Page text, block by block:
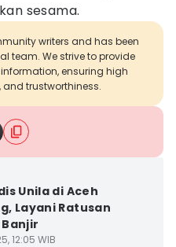
sesama.
writers and has been
team. We strive to provide
ensuring high
trustworthiness.
Unila di Aceh
Layani Ratusan
12:05 WIB